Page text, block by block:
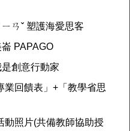
ㄢˇ 塑護海愛思客
PAPAGO
創意行動家
業回饋表」+「教學省思
動照片(共備教師協助授